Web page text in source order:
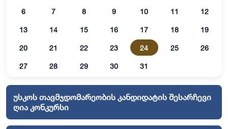
6 7 8 9 10 11 12
13 14 15 16 17 18 19
20 21 22 23 24 25 26
27 28 29 30 31
უსკოს თავმჯდომარეობის კანდიდატის შესარჩევი
ღია კონკურსი